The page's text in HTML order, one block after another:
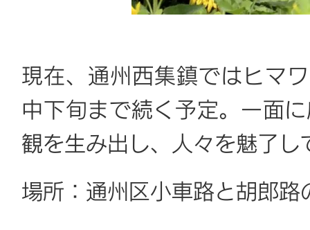
現在、通州西集鎮ではヒマ
中下旬まで続く予定。一面
観を生み出し、人々を魅了し
場所：通州区小車路と胡郎路